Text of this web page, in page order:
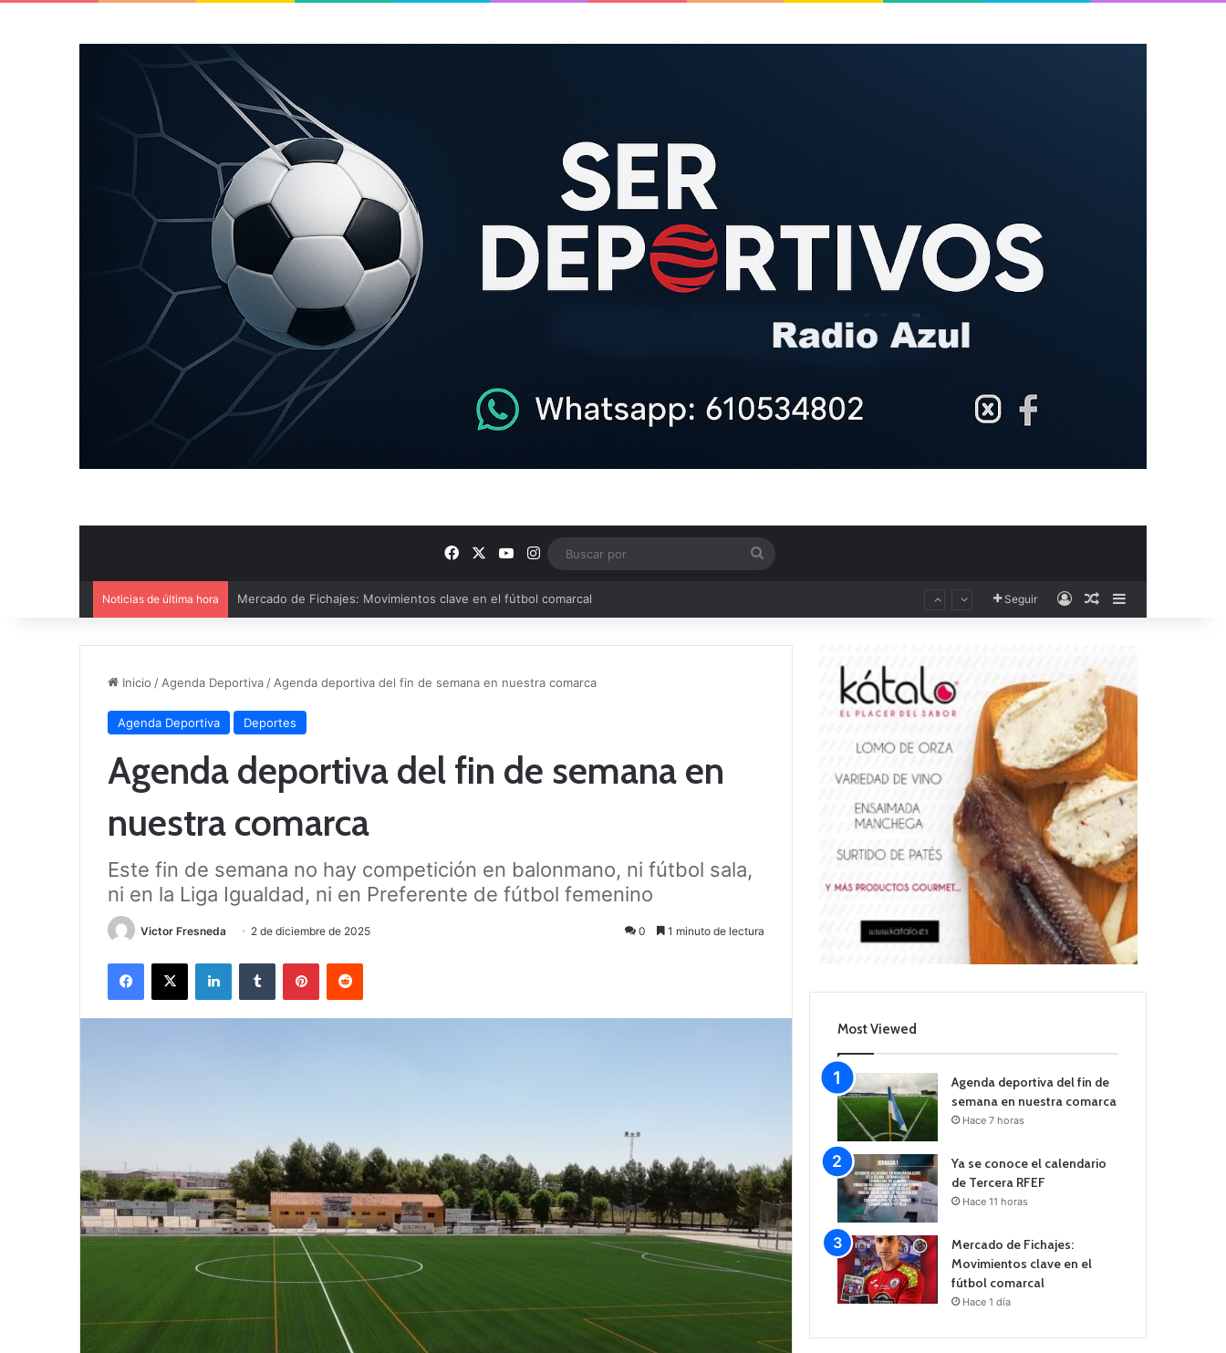
FacebookYouTube
Instagram
Noticias de última hora El CB Villarrobledo y el CB Criptana continúan perfilando sus plantillas Seguir AccesoPublicación al
Inicio / Agenda Deportiva / Agenda deportiva del fin de semana en nuestra comarca
Agenda Deportiva Deportes
Agenda deportiva del fin de semana en
nuestra comarca
Este fin de semana no hay competición en balonmano, ni fútbol sala,
ni en la Liga Igualdad, ni en Preferente de fútbol femenino
Victor Fresneda 2 de diciembre de 2025 0 1 minuto de lectura
Most Viewed
Agenda deportiva del fin de
semana en nuestra comarca
Hace 7 horas
Ya se conoce el calendario
de Tercera RFEF
Hace 11 horas
Mercado de Fichajes:
Movimientos clave en el
fútbol comarcal
Hace 1 día